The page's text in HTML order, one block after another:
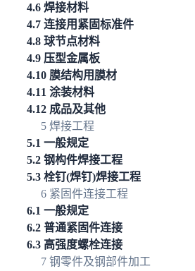
4.6 焊接材料
4.7 连接用紧固标准件
4.8 球节点材料
4.9 压型金属板
4.10 膜结构用膜材
4.11 涂装材料
4.12 成品及其他
5 焊接工程
5.1 一般规定
5.2 钢构件焊接工程
5.3 栓钉(焊钉)焊接工程
6 紧固件连接工程
6.1 一般规定
6.2 普通紧固件连接
6.3 高强度螺栓连接
7 钢零件及钢部件加工